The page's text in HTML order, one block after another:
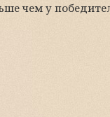
чем у